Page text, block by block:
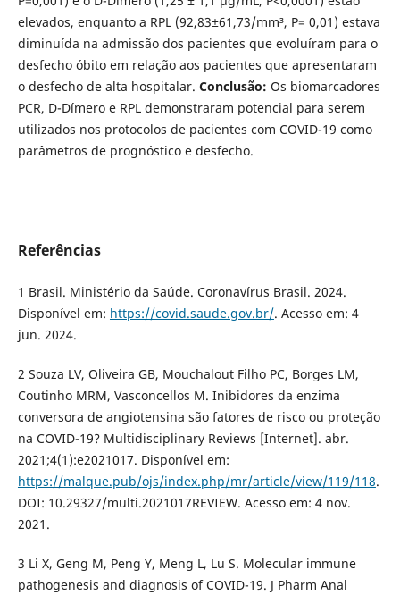
elevados, enquanto a RPL (92,83±61,73/mm³, P= 0,01) estava
diminuída na admissão dos pacientes que evoluíram para o
desfecho óbito em relação aos pacientes que apresentaram
o desfecho de alta hospitalar. Conclusão: Os biomarcadores
PCR, D-Dímero e RPL demonstraram potencial para serem
utilizados nos protocolos de pacientes com COVID-19 como
parâmetros de prognóstico e desfecho.
Referências
1 Brasil. Ministério da Saúde. Coronavírus Brasil. 2024.
Disponível em: https://covid.saude.gov.br/. Acesso em: 4
jun. 2024.
2 Souza LV, Oliveira GB, Mouchalout Filho PC, Borges LM,
Coutinho MRM, Vasconcellos M. Inibidores da enzima
conversora de angiotensina são fatores de risco ou proteção
na COVID-19? Multidisciplinary Reviews [Internet]. abr.
2021;4(1):e2021017. Disponível em:
https://malque.pub/ojs/index.php/mr/article/view/119/118.
DOI: 10.29327/multi.2021017REVIEW. Acesso em: 4 nov.
2021.
3 Li X, Geng M, Peng Y, Meng L, Lu S. Molecular immune
pathogenesis and diagnosis of COVID-19. J Pharm Anal